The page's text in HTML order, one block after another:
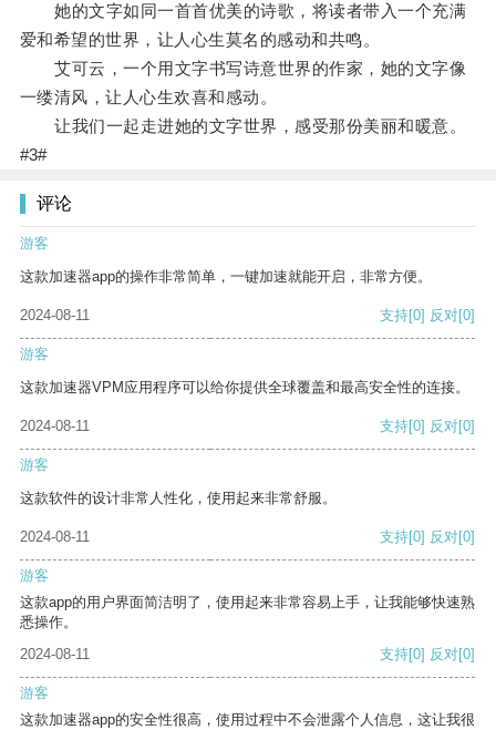
她的文字如同一首首优美的诗歌，将读者带入一个充满
爱和希望的世界，让人心生莫名的感动和共鸣。
艾可云，一个用文字书写诗意世界的作家，她的文字像
一缕清风，让人心生欢喜和感动。
让我们一起走进她的文字世界，感受那份美丽和暖意。
#3#
评论
游客
这款加速器app的操作非常简单，一键加速就能开启，非常方便。
2024-08-11 支持[0] 反对[0]
游客
这款加速器VPM应用程序可以给你提供全球覆盖和最高安全性的连接。
2024-08-11 支持[0] 反对[0]
游客
这款软件的设计非常人性化，使用起来非常舒服。
2024-08-11 支持[0] 反对[0]
游客
这款app的用户界面简洁明了，使用起来非常容易上手，让我能够快速熟
悉操作。
2024-08-11
支持[0] 反对[0]
游客
这款加速器app的安全性很高，使用过程中不会泄露个人信息，这让我很